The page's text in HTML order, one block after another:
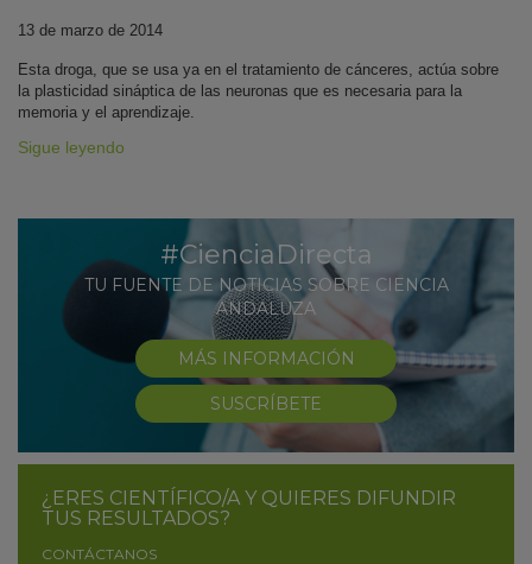
13 de marzo de 2014
Esta droga, que se usa ya en el tratamiento de cánceres, actúa sobre
la plasticidad sináptica de las neuronas que es necesaria para la
memoria y el aprendizaje.
Sigue leyendo
#CienciaDirecta
TU FUENTE DE NOTICIAS SOBRE CIENCIA
ANDALUZA
MÁS INFORMACIÓN
SUSCRÍBETE
¿ERES CIENTÍFICO/A Y QUIERES DIFUNDIR
TUS RESULTADOS?
CONTÁCTANOS